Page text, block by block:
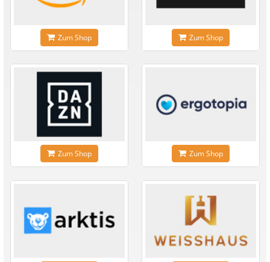
Zum Shop Zum Shop
Zum Shop Zum Shop